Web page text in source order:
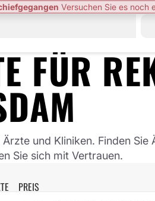
Versuchen Sie es noch
FÜR
und Kliniken. Finden
Sie sich mit Vertrauen.
PREIS